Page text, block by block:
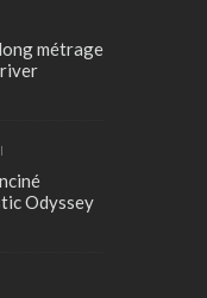
métrage
Odyssey